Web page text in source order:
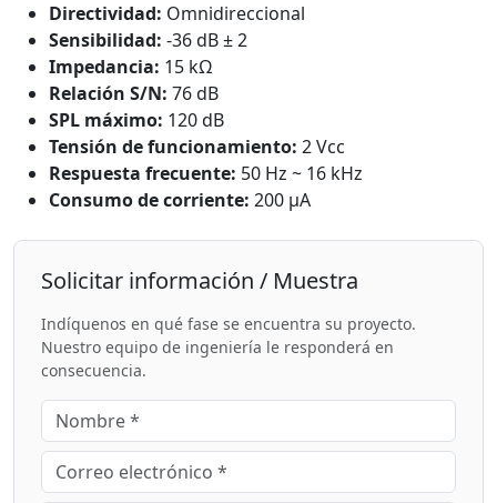
Directividad: Omnidireccional
Sensibilidad: -36 dB ± 2
Impedancia: 15 kΩ
Relación S/N: 76 dB
SPL máximo: 120 dB
Tensión de funcionamiento: 2 Vcc
Respuesta frecuente: 50 Hz ~ 16 kHz
Consumo de corriente: 200 μA
Solicitar información / Muestra
Indíquenos en qué fase se encuentra su proyecto.
Nuestro equipo de ingeniería le responderá en
consecuencia.